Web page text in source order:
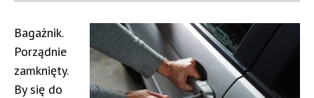
Bagażnik.
Porządnie
zamknięty.
By się do